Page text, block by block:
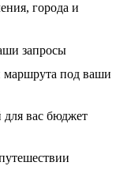
города и
запросы
маршрута под ваши
вас бюджет